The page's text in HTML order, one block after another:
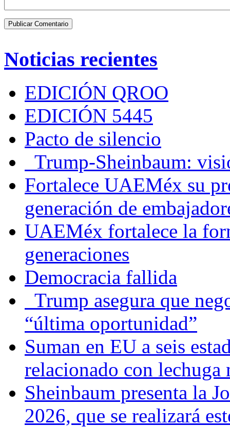
Noticias recientes
EDICIÓN QROO
EDICIÓN 5445
Pacto de silencio
Trump-Sheinbaum:
Fortalece UAEMéx su
generación de
UAEMéx fortalece la
generaciones
Democracia fallida
Trump asegura que
“última oportunidad”
Suman en EU a seis
relacionado con lechuga
Sheinbaum presenta la
2026, que se realizará